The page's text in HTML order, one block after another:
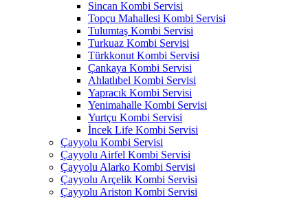
Sincan Kombi Servisi
Topçu Mahallesi Kombi Servisi
Tulumtaş Kombi Servisi
Turkuaz Kombi Servisi
Türkkonut Kombi Servisi
Çankaya Kombi Servisi
Ahlatlıbel Kombi Servisi
Yapracık Kombi Servisi
Yenimahalle Kombi Servisi
Yurtçu Kombi Servisi
İncek Life Kombi Servisi
Çayyolu Kombi Servisi
Çayyolu Airfel Kombi Servisi
Çayyolu Alarko Kombi Servisi
Çayyolu Arçelik Kombi Servisi
Çayyolu Ariston Kombi Servisi